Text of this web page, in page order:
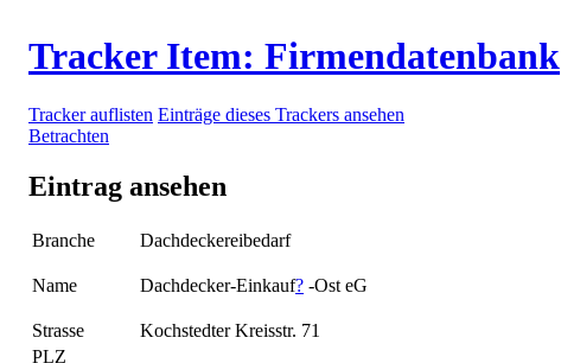
Tracker Item: Firmendatenbank
Tracker auflisten Einträge dieses Trackers ansehen
Betrachten
Eintrag ansehen
Branche Dachdeckereibedarf
Name Dachdecker-Einkauf? -Ost eG
Strasse
Kochstedter Kreisstr. 71
PLZ